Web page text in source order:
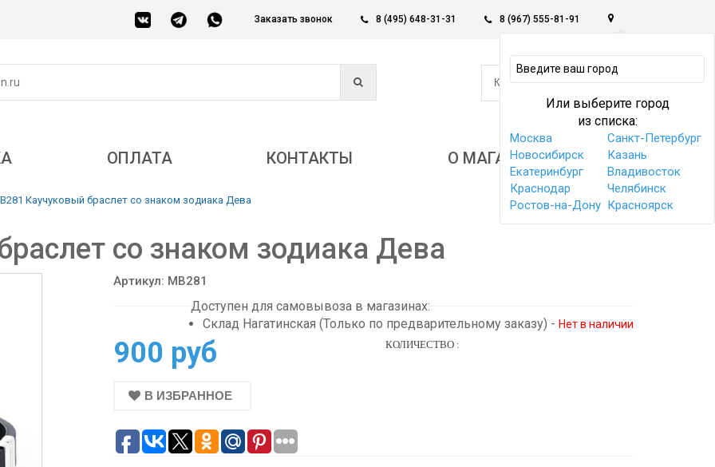
Заказать звонок 8 (495) 648-31-31 8 (967) 555-81-91
Или выберите город
из списка:
Москва
Санкт-Петербург
Новосибирск
Казань
Екатеринбург
Владивосток
Краснодар
Челябинск
Ростов-на-Дону Красноярск
КОРЗИНА -
0
ОПЛАТА КОНТАКТЫ О МАГАЗИНЕ
Каучуковый браслет со знаком зодиака Дева
со знаком зодиака Дева
Артикул: MB281
Доступен для самовывоза в магазинах:
Склад Нагатинская (Только по предварительному заказу) - Нет в наличии
900 руб
В ИЗБРАННОЕ
КОЛИЧЕСТВО :